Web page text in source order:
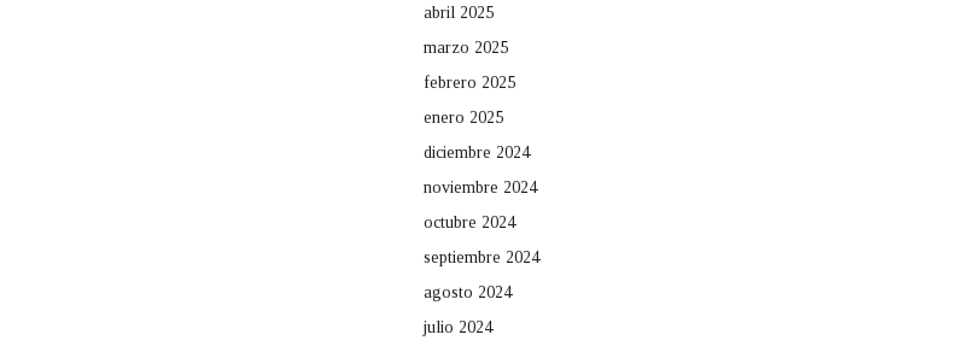
abril 2025
marzo 2025
febrero 2025
enero 2025
diciembre 2024
noviembre 2024
octubre 2024
septiembre 2024
agosto 2024
julio 2024